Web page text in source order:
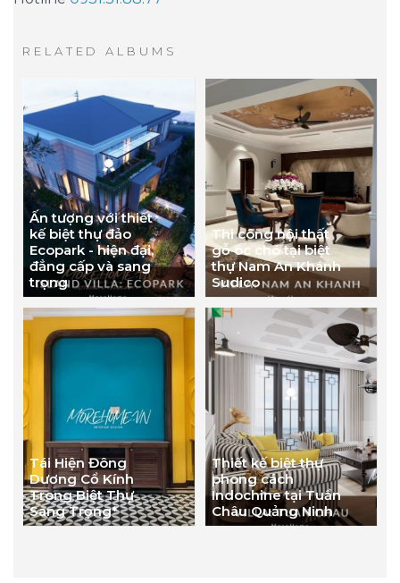
RELATED ALBUMS
Ấn tượng với thiết
kế biệt thự đảo
Ecopark - hiện đại,
đẳng cấp và sang
trọng
Thi công nội thất
gỗ óc chó tại biệt
thự Nam An Khánh
Sudico
Tái Hiện Đông
Dương Cổ Kính
Trong Biệt Thự
Sang Trọng*
Thiết kế biệt thự
phong cách
Indochine tại Tuần
Châu Quảng Ninh